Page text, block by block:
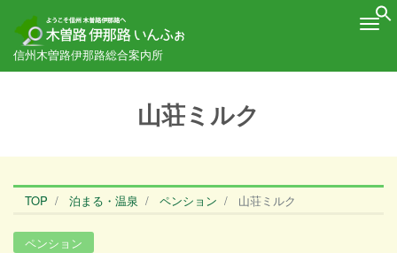
信州木曽路伊那路総合案内所
山荘ミルク
TOP 泊まる・温泉 ペンション 山荘ミルク
ペンション